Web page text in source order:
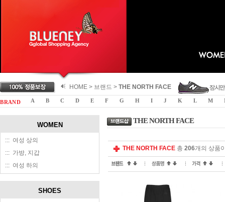
HOME > 브랜드 > THE NORTH FACE
B R A N D A B C D E F G H I J K L M
WOMEN
::: 여성 상의
::: 가방, 지갑
::: 여성 하의
SHOES
THE NORTH FACE
THE NORTH FACE 총 206개의 상품